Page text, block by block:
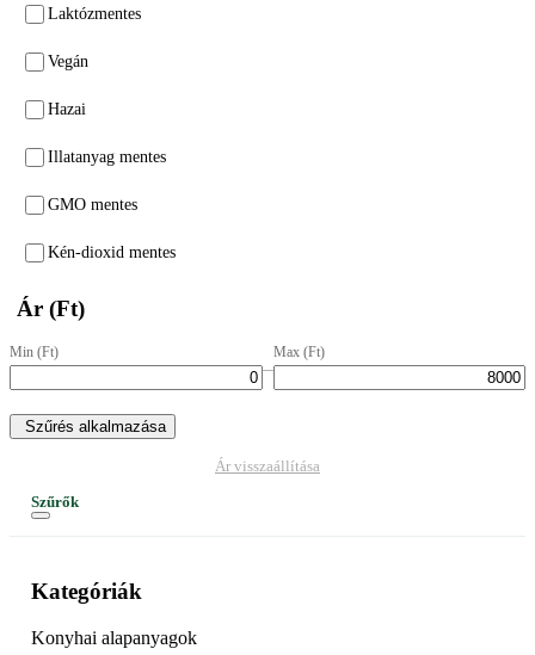
Laktózmentes
Vegán
Hazai
Illatanyag mentes
GMO mentes
Kén-dioxid mentes
Ár (Ft)
Min (Ft)
–
Max (Ft)
Szűrés alkalmazása
Ár visszaállítása
Szűrők
Kategóriák
Konyhai alapanyagok